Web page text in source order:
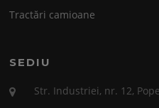
Tractări camioane
SEDIU
Str. Industriei, nr. 12,